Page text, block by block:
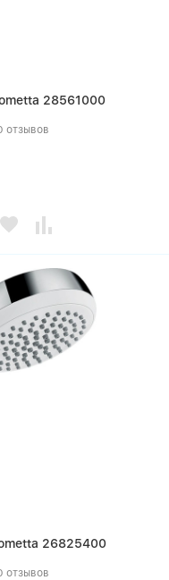
28561000
отзывов
26825400
отзывов